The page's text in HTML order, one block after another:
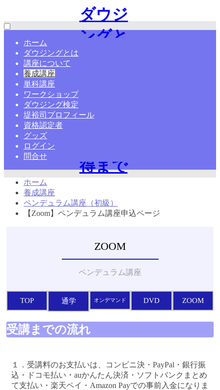
ダウジ
ングと
ラム・
得まで
【日本
ー協
会】
ホーム
ダウジングとは
講座について
養成講座
単科講座
ワークショップ
ダウジング検定
堤裕司プロフィール
資格認定者
グッズ
ログイン
問合せ
ホーム
養成講座
ペンデュラム講座（初級）
【Zoom】ペンデュラム講座申込ページ
ZOOM
ペンデュラム講座
TOP 通学 オンデマンド DVD ZOOM
受講までの流れ
１．受講料のお支払いは、コンビニ決・PayPal・銀行振
込・ドコモ払い・auかんたん決済・ソフトバンクまとめ
て支払い・楽天ペイ・Amazon Payでの事前入金になりま